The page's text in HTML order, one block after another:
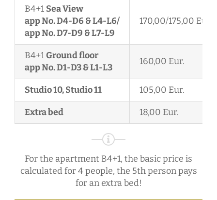
B4+1 Sea View
app No. D4-D6 & L4-L6/
app No. D7-D9 & L7-L9
170,00/175,00 Eur.
B4+1Ground floor
app No. D1-D3 & L1-L3
160,00 Eur.
Studio 10, Studio 11 105,00 Eur.
Extra bed 18,00 Eur.
For the apartment B4+1, the basic price is
calculated for 4 people, the 5th person pays
for an extra bed!